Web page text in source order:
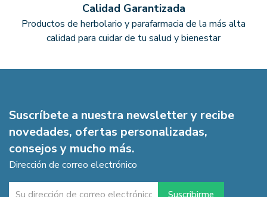
Calidad Garantizada
Productos de herbolario y parafarmacia de la más alta
calidad para cuidar de tu salud y bienestar
Suscríbete a nuestra newsletter y recibe
novedades, ofertas personalizadas,
consejos y mucho más.
Dirección de correo electrónico